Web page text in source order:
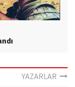
YAZARLAR